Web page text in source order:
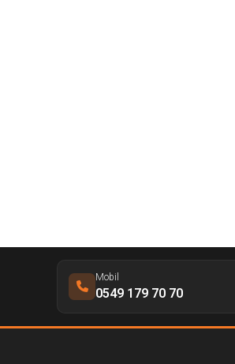
Mobil
0549 179 70 70